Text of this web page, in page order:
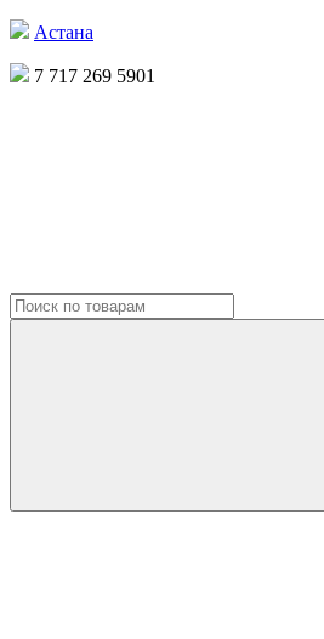
Астана
7 717 269 5901